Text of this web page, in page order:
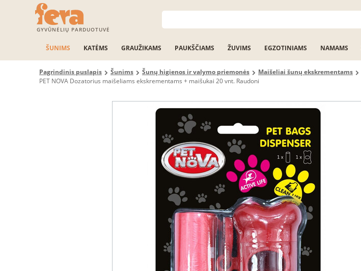
GYVŪNĖLIŲ PARDUOTUVĖ
ŠUNIMS KATĖMS GRAUŽIKAMS PAUKŠČIAMS ŽUVIMS EGZOTINIAMS NAMAMS
Pagrindinis puslapis Šunims Šunų higienos ir valymo priemonės
Maišeliai šunų ekskrementams
PET NOVA Dozatorius maišeliams ekskrementams + maišukai 20 vnt. Raudoni